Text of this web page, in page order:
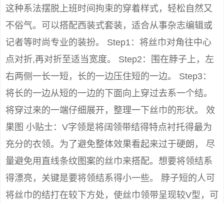
这种系法摆脱上班时间拘束的穿着样式，轻松自然又
不俗气。可以搭配西装式套装，适合从事杂志编辑或
记者等时尚专业的装扮。 Step1：将丝巾对角往中心
点对折,再对折至适当宽度。 Step2：围在脖子上，左
右两侧一长一短，长的一边压住短的一边。 Step3：
将长的一边从短的一边的下面向上穿过去系一个结。
将穿过来的一端仔细展开，整理一下丝巾的形状。 效
果图 小贴士：V字领是将阔领带结得特点衬托得最为
充分的衣领。为了避免整体效果看起来过于硬朗， 尽
量避免用直线条纹图案的丝巾来搭配。想要将领结系
得漂亮，关键是要将领结系得小一些。 脖子短的人可
将丝巾的结打在较下方处，使丝巾领带呈现较V型，可